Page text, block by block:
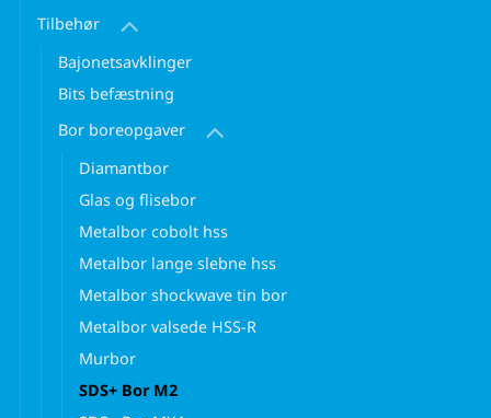
Tilbehør
Bajonetsavklinger
Bits befæstning
Bor boreopgaver
Diamantbor
Glas og flisebor
Metalbor cobolt hss
Metalbor lange slebne hss
Metalbor shockwave tin bor
Metalbor valsede HSS-R
Murbor
SDS+ Bor M2